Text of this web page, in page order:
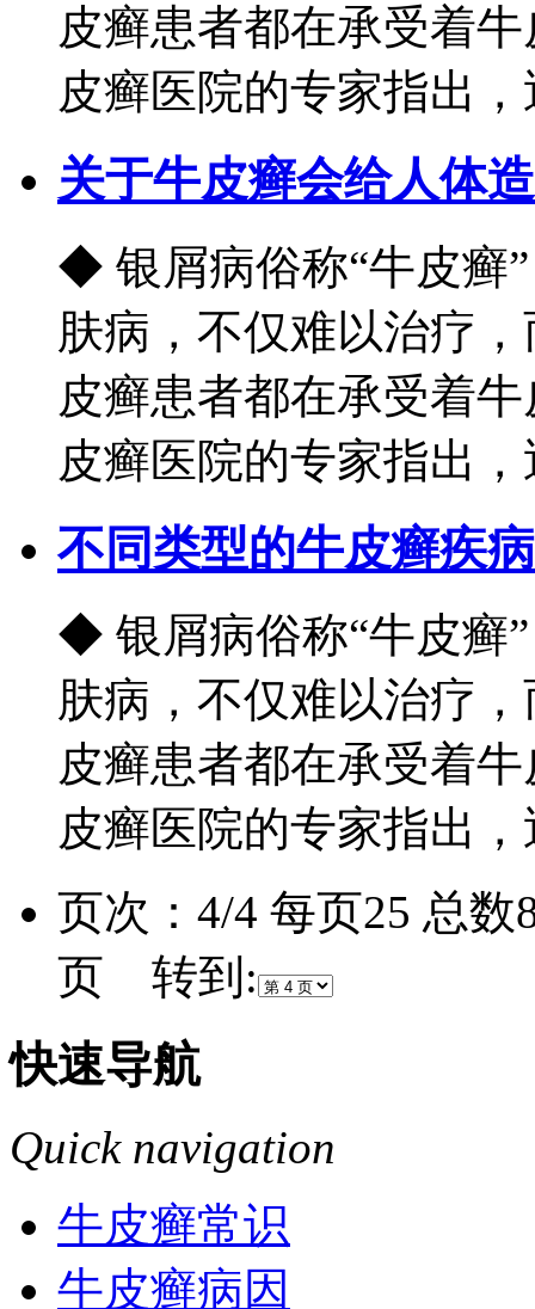
皮癣患者都在承受着
皮癣医院的专家指出，
关于牛皮癣会给人体
◆ 银屑病俗称“牛皮癣
肤病，不仅难以治疗
皮癣患者都在承受着
皮癣医院的专家指出，
不同类型的牛皮癣疾
◆ 银屑病俗称“牛皮癣
肤病，不仅难以治疗
皮癣患者都在承受着
皮癣医院的专家指出，
页次：4/4 每页25 总
页 转到:
快速导航
Quick navigation
牛皮癣常识
牛皮癣病因